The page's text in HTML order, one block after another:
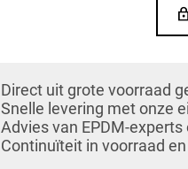
lock
Direct uit grote voorraad
Snelle levering met onze
Advies van EPDM-
Continuïteit in voorraad